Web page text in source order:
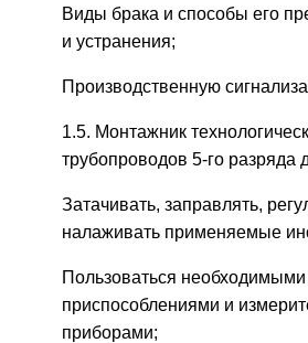
Виды брака и способы его
и устранения;
Производственную
1.5. Монтажник
трубопроводов 5-го разряда
Затачивать, заправлять,
налаживать применяемые
Пользоваться необходимыми
приспособлениями и
приборами;